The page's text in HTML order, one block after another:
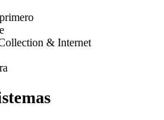
& Internet